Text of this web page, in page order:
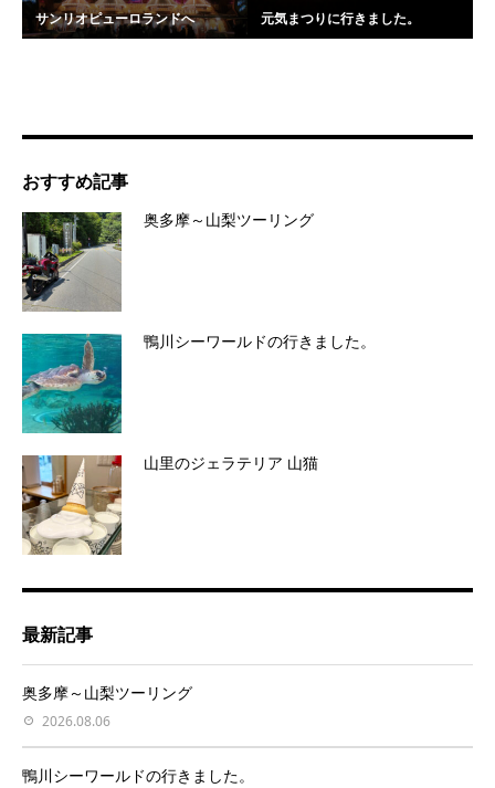
サンリオピューロランドへ 元気まつりに行きました。
おすすめ記事
奥多摩～山梨ツーリング
鴨川シーワールドの行きました。
山里のジェラテリア 山猫
最新記事
奥多摩～山梨ツーリング
2026.08.06
鴨川シーワールドの行きました。